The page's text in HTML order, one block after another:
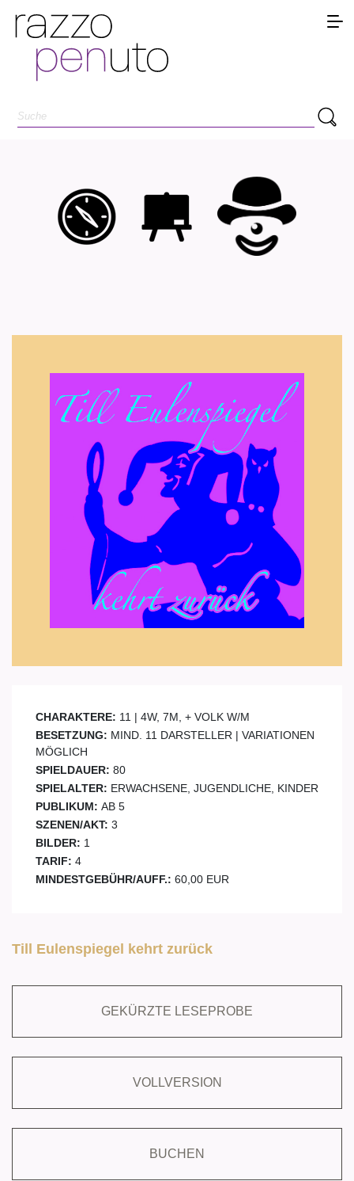
CHARAKTERE: 11 | 4W, 7M, + VOLK W/M
BESETZUNG: MIND. 11 DARSTELLER | VARIATIONEN
MÖGLICH
SPIELDAUER: 80
SPIELALTER: ERWACHSENE, JUGENDLICHE, KINDER
PUBLIKUM: AB 5
SZENEN/AKT: 3
BILDER: 1
TARIF: 4
MINDESTGEBÜHR/AUFF.: 60,00 EUR
Till Eulenspiegel kehrt zurück
GEKÜRZTE LESEPROBE
VOLLVERSION
BUCHEN